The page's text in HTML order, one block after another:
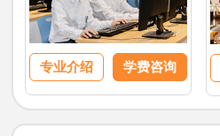
专业介绍 学费咨询